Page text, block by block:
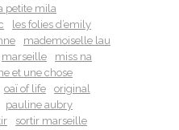
petite mila
les folies d’emily
mademoiselle lau
marseille
miss na
et une chose
oaï of life
original
pauline aubry
sortir marseille